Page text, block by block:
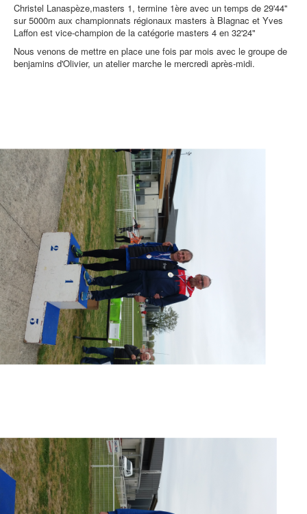
Christel Lanaspèze,masters 1, termine 1ère avec un temps de 29'44''
sur 5000m aux championnats régionaux masters à Blagnac et Yves
Laffon est vice-champion de la catégorie masters 4 en 32'24"
Nous venons de mettre en place une fois par mois avec le groupe de
benjamins d'Olivier, un atelier marche le mercredi après-midi.